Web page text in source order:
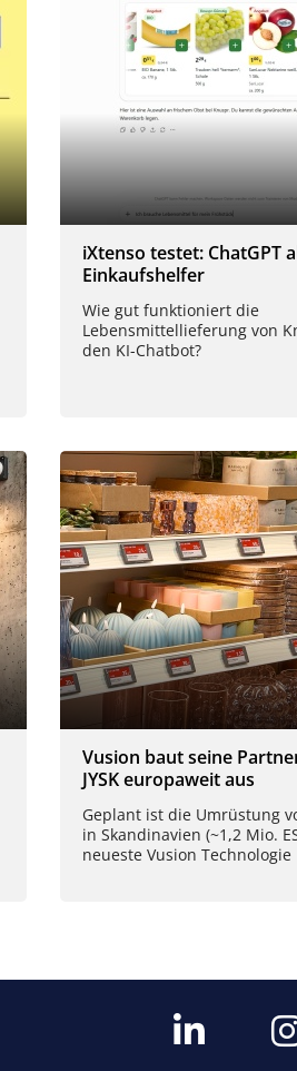
iXtenso testet: ChatGPT
Einkaufshelfer
Wie gut funktioniert die
Lebensmittellieferung von
den KI-Chatbot?
Vusion baut seine
JYSK europaweit aus
Geplant ist die Umrüstung
in Skandinavien (~1,2 Mio.
neueste Vusion Technologie